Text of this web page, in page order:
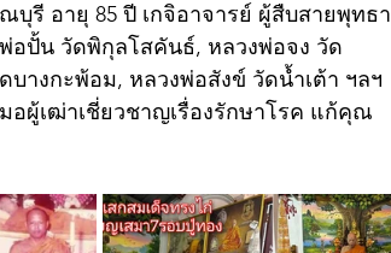
บุรี อายุ 85 ปี เกจิอาจารย์ ผู้สืบสายพุทธา
ปั้น วัดพิกุลโสคันธ์, หลวงพ่อจง วัด
างกะพ้อม, หลวงพ่อสังข์ วัดน้ำเต้า ฯลฯ
อผู้เฒ่าเชี่ยวชาญเรื่องรักษาโรค แก้คุณ